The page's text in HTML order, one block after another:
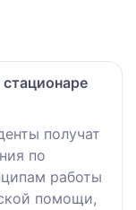
получат
по
работы
помощи,